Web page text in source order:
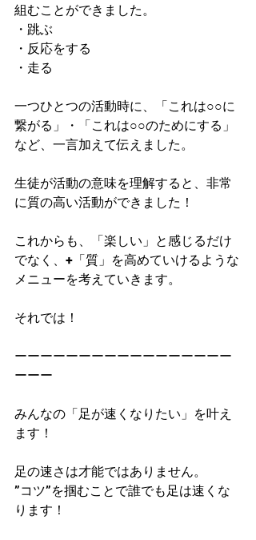
組むことができました。
・跳ぶ
・反応をする
・走る
一つひとつの活動時に、「これは○○に
繋がる」・「これは○○のためにする」
など、一言加えて伝えました。
生徒が活動の意味を理解すると、非常
に質の高い活動ができました！
これからも、「楽しい」と感じるだけ
でなく、+「質」を高めていけるような
メニューを考えていきます。
それでは！
ーーーーーーーーーーーーーーーーー
ーーー
みんなの「足が速くなりたい」を叶え
ます！
足の速さは才能ではありません。
”コツ”を掴むことで誰でも足は速くな
ります！